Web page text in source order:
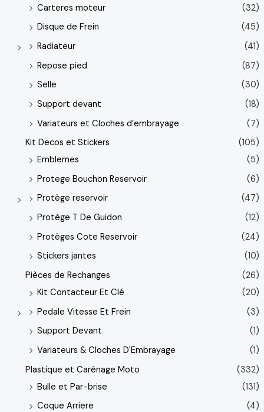
Carteres moteur
(32)
Disque de Frein
(45)
Radiateur
(41)
Repose pied
(87)
Selle
(30)
Support devant
(18)
Variateurs et Cloches d’embrayage
(7)
Kit Decos et Stickers
(105)
Emblemes
(5)
Protege Bouchon Reservoir
(6)
Protège reservoir
(47)
Protège T De Guidon
(12)
Protèges Cote Reservoir
(24)
Stickers jantes
(10)
Pièces de Rechanges
(26)
Kit Contacteur Et Clé
(20)
Pedale Vitesse Et Frein
(3)
Support Devant
(1)
Variateurs & Cloches D'Embrayage
(1)
Plastique et Carénage Moto
(332)
Bulle et Par-brise
(131)
Coque Arriere
(4)